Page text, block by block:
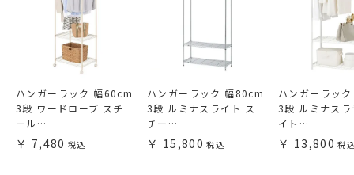
ハンガーラック 幅60cm
3段 ワードローブ スチ
ール…
7,480
ハンガーラック 幅80cm
3段 ルミナスライト ス
チー…
15,800
ハンガーラッ
3段 ルミナス
イト…
13,800